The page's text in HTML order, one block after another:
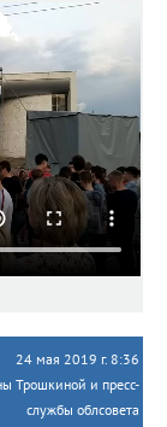
24 мая 2019 г. 8:36
Трошкиной и пресс-
службы облсовета